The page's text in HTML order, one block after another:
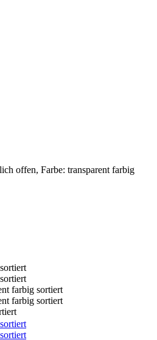
offen, Farbe: transparent farbig